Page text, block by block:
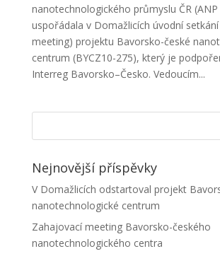
nanotechnologického průmyslu ČR (ANP
uspořádala v Domažlicích úvodní
meeting) projektu Bavorsko-české
centrum (BYCZ10-275), který je
Interreg Bavorsko–Česko. Vedoucím...
Nejnovější příspěvky
V Domažlicích odstartoval projekt
nanotechnologické centrum
Zahajovací meeting Bavorsko-českého
nanotechnologického centra